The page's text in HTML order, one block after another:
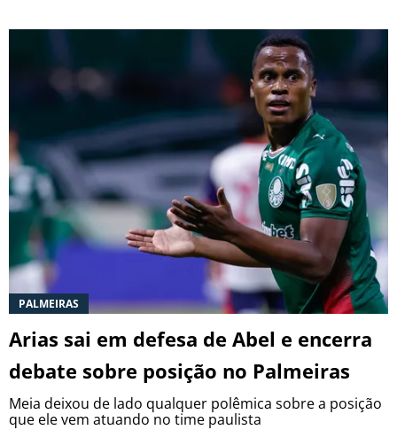
PALMEIRAS
Arias sai em defesa de Abel e encerra
debate sobre posição no Palmeiras
Meia deixou de lado qualquer polêmica sobre a posição
que ele vem atuando no time paulista